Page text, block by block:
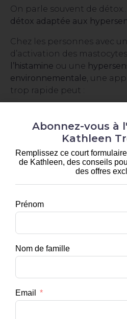
On parle souvent de
détox adaptée aux
Chez les personnes avec un
d’activation des
l’histamine ou une
environnementale, une
trop rapide peut :
Provoquer des
intenses
Entraîner des «
C’est pourquoi il faut une
pour
douceur
Abonnez-vous à
Kathleen
Remplissez ce court
de Kathleen, des conseils
des offres
Prénom
Nom de famille
Email